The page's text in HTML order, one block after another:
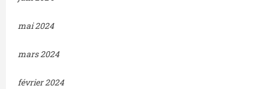
mai 2024
mars 2024
février 2024